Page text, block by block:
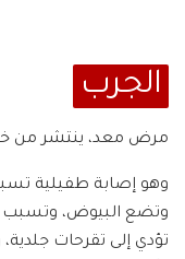
الجرب
مرض معد، ينتشر من
وهو إصابة طفيلية
وتضع البيوض، وتسبب
تؤدي إلى تقرحات